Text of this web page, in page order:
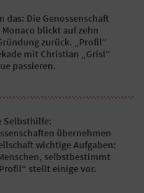
das: Die Genossenschaft
blickt auf zehn
zurück. „Profil“
mit Christian „Grisi“
passieren.
Selbsthilfe:
übernehmen
wichtige Aufgaben:
selbstbestimmt
stellt einige vor.